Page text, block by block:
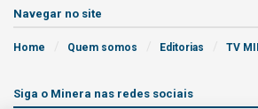
Navegar no site
Home Quem somos Editorias TV
Siga o Minera nas redes sociais